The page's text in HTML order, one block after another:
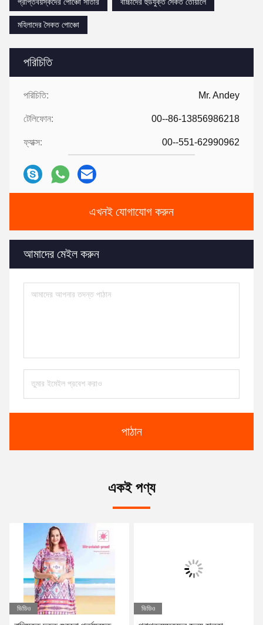
পরিচিতি
পরিচিতি: Mr. Andey
টেলিফোন: 00--86-13856986218
ফ্যাক্স: 00--551-62990962
এখনই যোগাযোগ করুন
আমাদের মেইল ​​করুন
পাঠান
মহিলাদের সৈকত পোঞ্চো
একই পণ্য
ভিডিও ভিডিও